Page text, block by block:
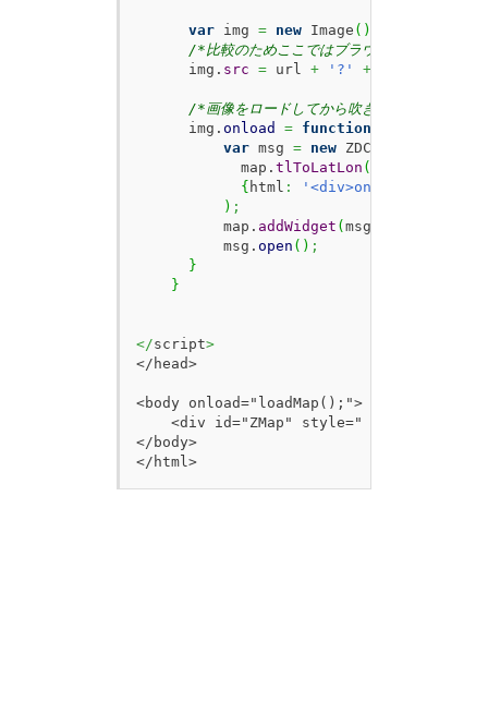
var img = new Image ( )
/*比較のためここではブラウザキャッシュを
      img.
src = url + '?' +
/*画像をロードしてから吹き出しを作成する
      img.
onload = function
var msg = new ZDC.
            map.
tlToLatLon (
{ html :
'<div>onload後</
) ;
          map.
addWidget ( msg
          msg.
open ( ) ;
}
}
</script>
</head>
<body onload="loadMap();">
<div id="ZMap" style=" top:0px;
</body>
</html>